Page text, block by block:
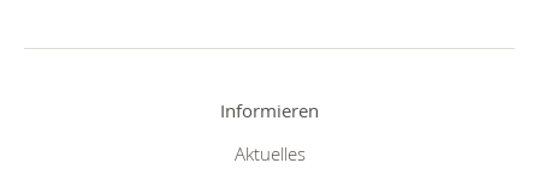
Informieren
Aktuelles